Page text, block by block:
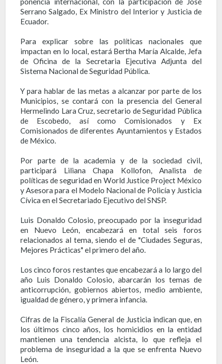
Serrano Salgado, Ex Ministro del Interior y Justicia de
Ecuador.
Para explicar sobre las políticas nacionales que
impactan en lo local, estará Bertha María Alcalde, Jefa
de Oficina de la Secretaria Ejecutiva Adjunta del
Sistema Nacional de Seguridad Pública.
Y para hablar de las metas a alcanzar por parte de los
Municipios, se contará con la presencia del General
Hermelindo Lara Cruz, secretario de Seguridad Pública
de Escobedo, así como Comisionados y Ex
Comisionados de diferentes Ayuntamientos y Estados
de México.
Por parte de la academia y de la sociedad civil,
participará Liliana Chapa Kollofon, Analista de
políticas de seguridad en World Justice Project México
y Asesora para el Modelo Nacional de Policía y Justicia
Cívica en el Secretariado Ejecutivo del SNSP.
Luis Donaldo Colosio, preocupado por la inseguridad
en Nuevo León, encabezará en total seis foros
relacionados al tema, siendo el de "Ciudades Seguras,
Mejores Prácticas" el primero del año.
Los cinco foros restantes que encabezará a lo largo del
año Luis Donaldo Colosio, abarcarán los temas de
anticorrupción, gobiernos abiertos, medio ambiente,
igualdad de género, y primera infancia.
Cifras de la Fiscalía General de Justicia indican que, en
los últimos cinco años, los homicidios en la entidad
mantienen una tendencia alcista, lo que refleja el
problema de inseguridad a la que se enfrenta Nuevo
León.